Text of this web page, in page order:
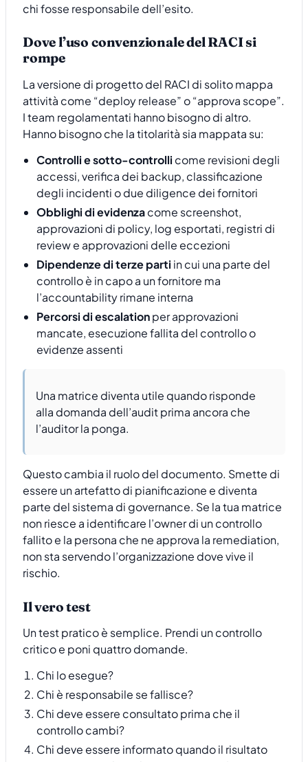
chi fosse responsabile dell’esito.
Dove l’uso convenzionale del RACI si
rompe
La versione di progetto del RACI di solito mappa
attività come “deploy release” o “approva scope”.
I team regolamentati hanno bisogno di altro.
Hanno bisogno che la titolarità sia mappata su:
Controlli e sotto-controlli come revisioni degli
accessi, verifica dei backup, classificazione
degli incidenti o due diligence dei fornitori
Obblighi di evidenzacome screenshot,
approvazioni di policy, log esportati, registri di
review e approvazioni delle eccezioni
Dipendenze di terze parti in cui una parte del
controllo è in capo a un fornitore ma
l’accountability rimane interna
Percorsi di escalationper approvazioni
mancate, esecuzione fallita del controllo o
evidenze assenti
Una matrice diventa utile quando risponde
alla domanda dell’audit prima ancora che
l’auditor la ponga.
Questo cambia il ruolo del documento. Smette di
essere un artefatto di pianificazione e diventa
parte del sistema di governance. Se la tua matrice
non riesce a identificare l’owner di un controllo
fallito e la persona che ne approva la remediation,
non sta servendo l’organizzazione dove vive il
rischio.
Il vero test
Un test pratico è semplice. Prendi un controllo
critico e poni quattro domande.
Chi lo esegue?
Chi è responsabile se fallisce?
Chi deve essere consultato prima che il
controllo cambi?
Chi deve essere informato quando il risultato